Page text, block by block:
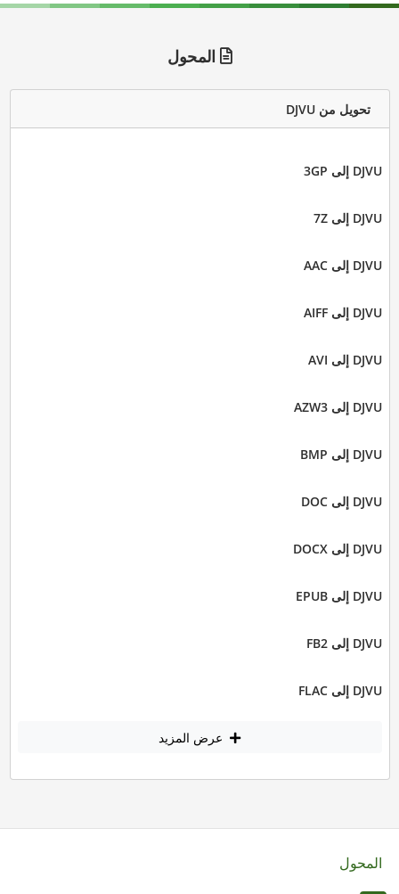
المحول
تحويل من DJVU
DJVU إلى 3GP
DJVU إلى 7Z
DJVU إلى AAC
DJVU إلى AIFF
DJVU إلى AVI
DJVU إلى AZW3
DJVU إلى BMP
DJVU إلى DOC
DJVU إلى DOCX
DJVU إلى EPUB
DJVU إلى FB2
DJVU إلى FLAC
عرض المزيد
المحول